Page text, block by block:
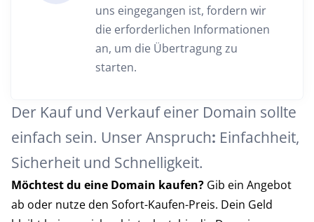
Der Kauf und Verkauf einer Domain sollte
einfach sein. Unser Anspruch: Einfachheit,
Sicherheit und Schnelligkeit.
Möchtest du eine Domain kaufen? Gib ein Angebot
ab oder nutze den Sofort-Kaufen-Preis. Dein Geld
uns eingegangen ist, fordern wir
die erforderlichen Informationen
an, um die Übertragung zu
starten.